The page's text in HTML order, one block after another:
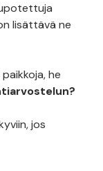
lisättävä ne
he
jos